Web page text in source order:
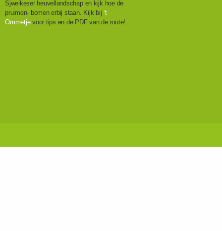
Sjweikeser heuvellandschap en kijk hoe de
pruimen- bomen erbij staan. Kijk bij‘t
Ommetjevoor tips en de PDF van de route!